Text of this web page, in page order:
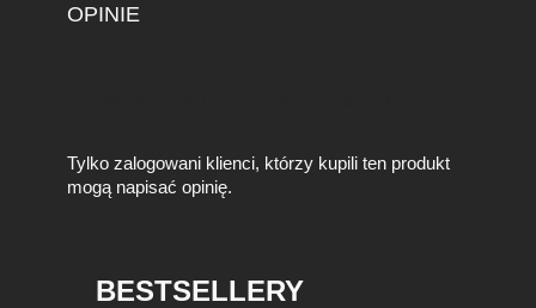
OPINIE
Tylko zalogowani klienci, którzy kupili ten produkt
mogą napisać opinię.
BESTSELLERY